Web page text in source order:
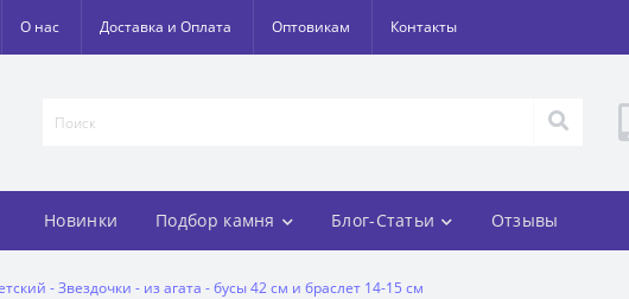
О нас Доставка и Оплата Оптовикам Контакты
Новинки Подбор камня Блог-Статьи Отзывы
- Звездочки - из агата - бусы 42 см и браслет 14-15 см